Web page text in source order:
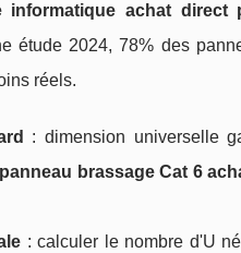
informatique achat direct
étude 2024, 78% des
réels.
: dimension universelle
panneau brassage Cat 6
: calculer le nombre d'U